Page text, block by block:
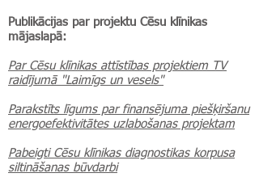
Publikācijas par projektu Cēsu klīnikas
mājaslapā:
Par Cēsu klīnikas attīstības projektiem TV
raidījumā "Laimīgs un vesels"
Parakstīts līgums par finansējuma piešķiršanu
energoefektivitātes uzlabošanas projektam
Pabeigti Cēsu klīnikas diagnostikas korpusa
siltināšanas būvdarbi